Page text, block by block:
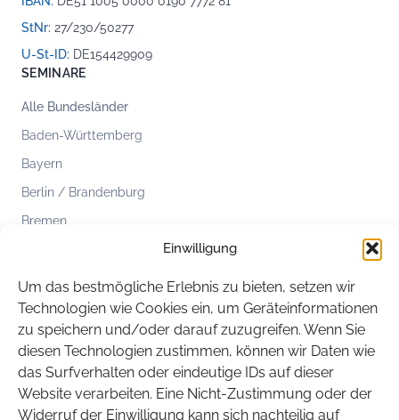
Einwilligung
Um das bestmögliche Erlebnis zu bieten, setzen wir
Technologien wie Cookies ein, um Geräteinformationen
zu speichern und/oder darauf zuzugreifen. Wenn Sie
diesen Technologien zustimmen, können wir Daten wie
das Surfverhalten oder eindeutige IDs auf dieser
Website verarbeiten. Eine Nicht-Zustimmung oder der
Widerruf der Einwilligung kann sich nachteilig auf
StNr: 27/230/50277
U-St-ID: DE154429909
SEMINARE
Alle Bundesländer
Baden-Württemberg
Bayern
Berlin / Brandenburg
Bremen
Mecklenburg-Vorpommern
Niedersachsen
Nordrhein-Westfalen
Rheinland-Pfalz